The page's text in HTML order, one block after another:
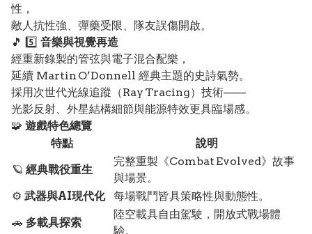
性，
敵人抗性強、彈藥受限、隊友誤傷開啟。
🎵 5️⃣ 音樂與視覺再造
經重新錄製的管弦與電子混合配樂，
延續 Martin O’Donnell 經典主題的史詩氣勢。
採用次世代光線追蹤（Ray Tracing）技術——
光影反射、外星結構細節與能源特效更具臨場感。
🧩 遊戲特色總覽
特點
說明
🪐 經典戰役重生
完整重製《Combat Evolved》故事
與場景。
⚙️ 武器與AI現代化
每場戰鬥皆具策略性與動態性。
🚗 多載具探索
陸空載具自由駕駛，開放式戰場體
驗。